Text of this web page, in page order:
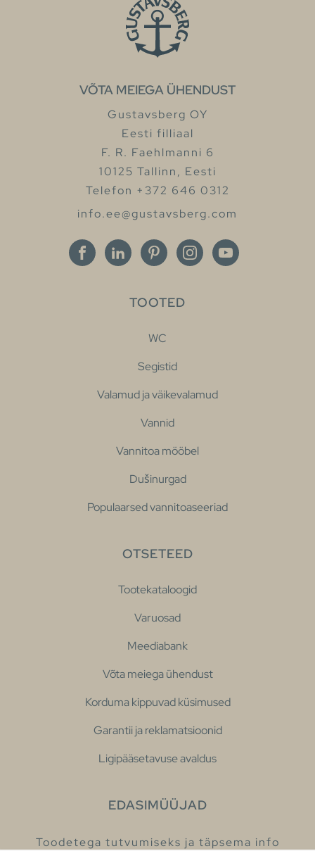
VÕTA MEIEGA ÜHENDUST
Gustavsberg OY
Eesti filliaal
F. R. Faehlmanni 6
10125 Tallinn, Eesti
Telefon +372 646 0312
info.ee@gustavsberg.com
TOOTED
WC
Segistid
Valamud ja väikevalamud
Vannid
Vannitoa mööbel
Dušinurgad
Populaarsed vannitoaseeriad
OTSETEED
Tootekataloogid
Varuosad
Meediabank
Võta meiega ühendust
Korduma kippuvad küsimused
Garantii ja reklamatsioonid
Ligipääsetavuse avaldus
EDASIMÜÜJAD
Toodetega tutvumiseks ja täpsema info